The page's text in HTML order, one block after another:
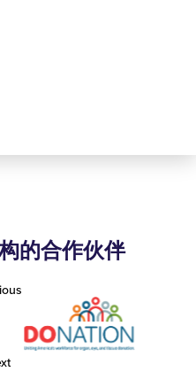
的合作伙伴